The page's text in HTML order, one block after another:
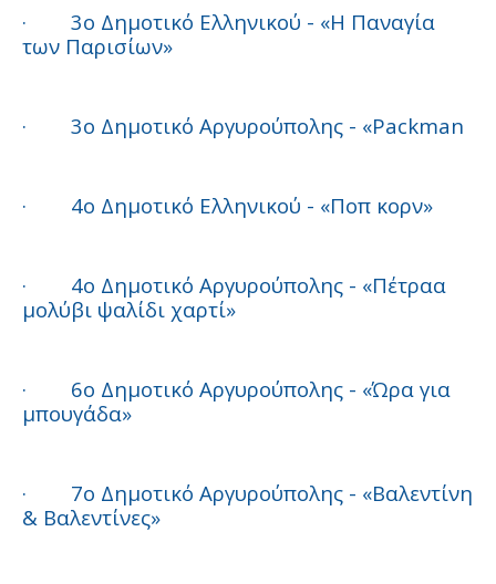
·
3ο Δημοτικό Ελληνικού - «Η Παναγία
των Παρισίων»
· 3ο Δημοτικό Αργυρούπολης - «Packman
· 4ο Δημοτικό Ελληνικού - «Ποπ κορν»
·
4ο Δημοτικό Αργυρούπολης - «Πέτραα
μολύβι ψαλίδι χαρτί»
·
6ο Δημοτικό Αργυρούπολης - «Ώρα για
μπουγάδα»
·
7ο Δημοτικό Αργυρούπολης - «Βαλεντίνη
& Βαλεντίνες»